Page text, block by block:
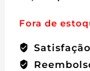
Fora de